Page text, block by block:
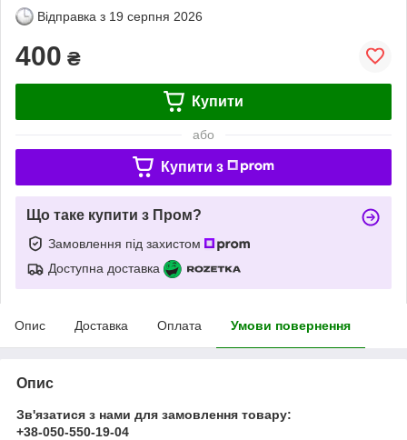
Відправка з 19 серпня 2026
400 ₴
Купити
або
Купити з
Що таке купити з Пром?
Замовлення під захистом
Доступна доставка
Опис Доставка Оплата Умови повернення
Опис
Зв'язатися з нами для замовлення товару:
+38-050-550-19-04